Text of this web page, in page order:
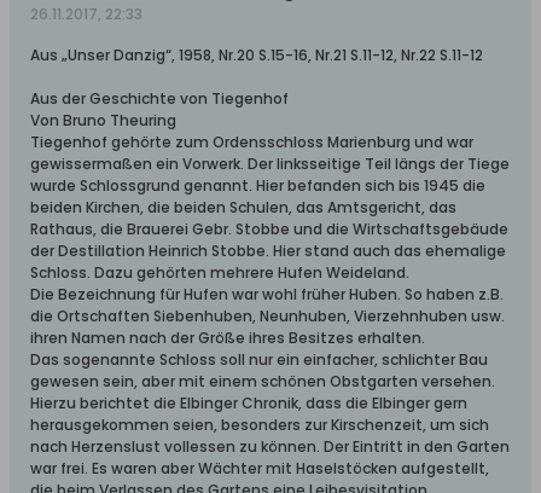
26.11.2017, 22:33
Aus „Unser Danzig“, 1958, Nr.20 S.15-16, Nr.21 S.11-12, Nr.22 S.11-12
Aus der Geschichte von Tiegenhof
Von Bruno Theuring
Tiegenhof gehörte zum Ordensschloss Marienburg und war
gewissermaßen ein Vorwerk. Der linksseitige Teil längs der Tiege
wurde Schlossgrund genannt. Hier befanden sich bis 1945 die
beiden Kirchen, die beiden Schulen, das Amtsgericht, das
Rathaus, die Brauerei Gebr. Stobbe und die Wirtschaftsgebäude
der Destillation Heinrich Stobbe. Hier stand auch das ehemalige
Schloss. Dazu gehörten mehrere Hufen Weideland.
Die Bezeichnung für Hufen war wohl früher Huben. So haben z.B.
die Ortschaften Siebenhuben, Neunhuben, Vierzehnhuben usw.
ihren Namen nach der Größe ihres Besitzes erhalten.
Das sogenannte Schloss soll nur ein einfacher, schlichter Bau
gewesen sein, aber mit einem schönen Obstgarten versehen.
Hierzu berichtet die Elbinger Chronik, dass die Elbinger gern
herausgekommen seien, besonders zur Kirschenzeit, um sich
nach Herzenslust vollessen zu können. Der Eintritt in den Garten
war frei. Es waren aber Wächter mit Haselstöcken aufgestellt,